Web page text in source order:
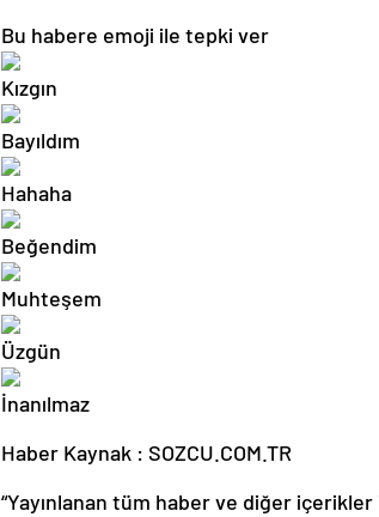
Bu habere emoji ile tepki ver
Haber Kaynak : SOZCU.COM.TR
“Yayınlanan tüm haber ve diğer